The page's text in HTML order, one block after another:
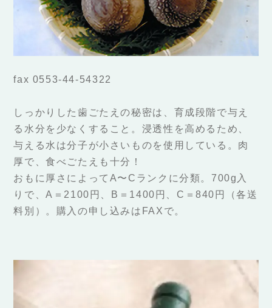
fax 0553-44-54322
しっかりした歯ごたえの秘密は、育成段階で与え
る水分を少なくすること。浸透性を高めるため、
与える水は分子が小さいものを使用している。肉
厚で、食べごたえも十分！
おもに厚さによってA〜Cランクに分類。700g入
りで、A＝2100円、B＝1400円、C＝840円（各送
料別）。購入の申し込みはFAXで。